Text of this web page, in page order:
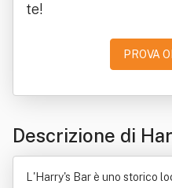
te!
PROVA
Descrizione di
L'Harry's Bar è uno storico